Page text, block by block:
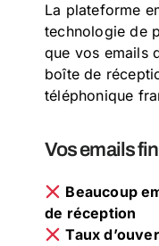
La plateforme
technologie de
que vos emails
boîte de
téléphonique
Vos emails
Beaucoup
de réception
Taux